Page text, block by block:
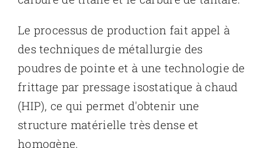
Le processus de production fait appel à
des techniques de métallurgie des
poudres de pointe et à une technologie de
frittage par pressage isostatique à chaud
(HIP), ce qui permet d'obtenir une
structure matérielle très dense et
homogène.